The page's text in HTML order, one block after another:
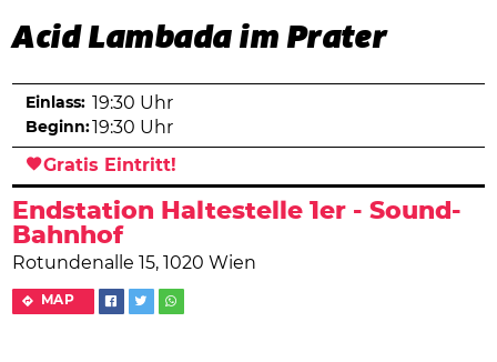
Acid Lambada im Prater
Endstation Haltestelle 1er - Sound-
Bahnhof
Rotundenalle 15, 1020 Wien
MAP
Einlass: 19:30 Uhr
Beginn: 19:30 Uhr
Gratis Eintritt!